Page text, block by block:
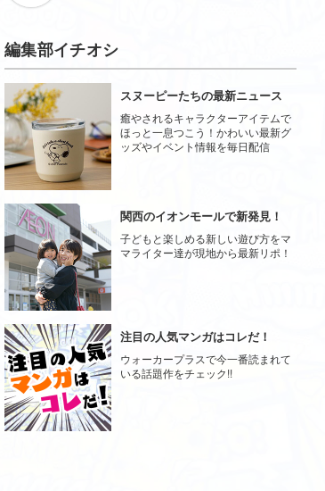
編集部イチオシ
スヌーピーたちの最新ニュース
癒やされるキャラクターアイテムで
ほっと一息つこう！かわいい最新グ
ッズやイベント情報を毎日配信
関西のイオンモールで新発見！
子どもと楽しめる新しい遊び方をマ
マライター達が現地から最新リポ！
注目の人気マンガはコレだ！
ウォーカープラスで今一番読まれて
いる話題作をチェック!!